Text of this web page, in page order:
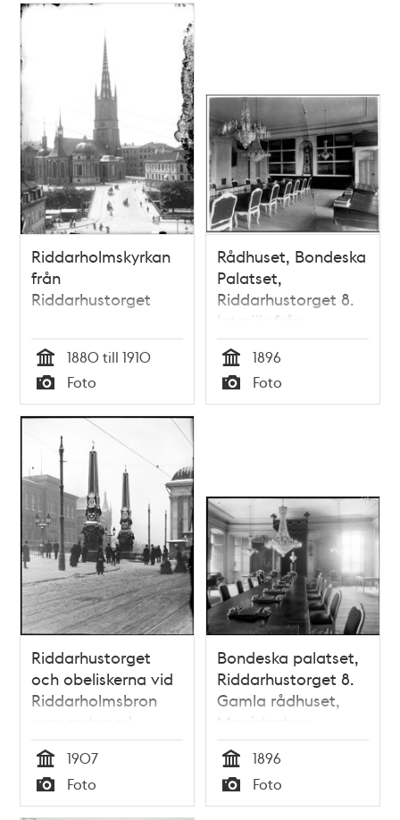
Riddarholmskyrkan
från
Riddarhustorget
Tid
1880 till 1910
Typ
Foto
Rådhuset, Bondeska
Palatset,
Riddarhustorget 8.
Interiör från
magistratens
sessionssal, södra
delen
Tid
1896
Typ
Foto
Riddarhustorget
och obeliskerna vid
Riddarholmsbron
som rest med
anledning av Kung
Oscar II:s
begravning
Tid
1907
Typ
Foto
Bondeska palatset,
Riddarhustorget 8.
Gamla rådhuset,
Magistratens
sessionssal
Tid
1896
Typ
Foto